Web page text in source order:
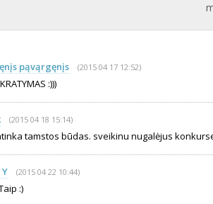
pąvąrgęnįs (2015 04 17 12:52)
:)))
(2015 04 18 15:14)
tamstos būdas. sveikinu nugalėjus
(2015 04 22 10:44)
:)